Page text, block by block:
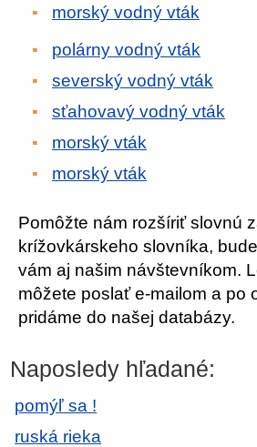
morský vodný vták
polárny vodný vták
severský vodný vták
sťahovavý vodný vták
morský vták
morský vták
Pomôžte nám rozšíriť slovnú
krížovkárskeho slovníka,
vám aj našim návštevníkom.
môžete poslať e-mailom a po
pridáme do našej databázy.
Naposledy hľadané:
pomýľ sa !
ruská rieka